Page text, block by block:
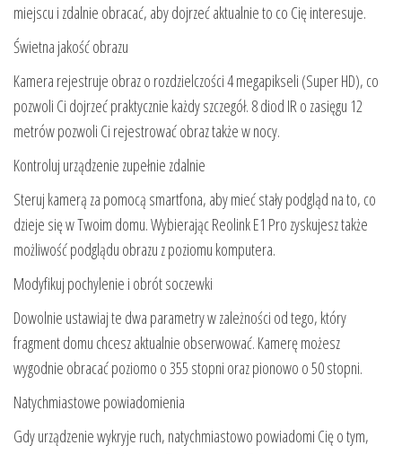
miejscu i zdalnie obracać, aby dojrzeć aktualnie to co Cię interesuje.
Świetna jakość obrazu
Kamera rejestruje obraz o rozdzielczości 4 megapikseli (Super HD), co
pozwoli Ci dojrzeć praktycznie każdy szczegół. 8 diod IR o zasięgu 12
metrów pozwoli Ci rejestrować obraz także w nocy.
Kontroluj urządzenie zupełnie zdalnie
Steruj kamerą za pomocą smartfona, aby mieć stały podgląd na to, co
dzieje się w Twoim domu. Wybierając Reolink E1 Pro zyskujesz także
możliwość podglądu obrazu z poziomu komputera.
Modyfikuj pochylenie i obrót soczewki
Dowolnie ustawiaj te dwa parametry w zależności od tego, który
fragment domu chcesz aktualnie obserwować. Kamerę możesz
wygodnie obracać poziomo o 355 stopni oraz pionowo o 50 stopni.
Natychmiastowe powiadomienia
Gdy urządzenie wykryje ruch, natychmiastowo powiadomi Cię o tym,